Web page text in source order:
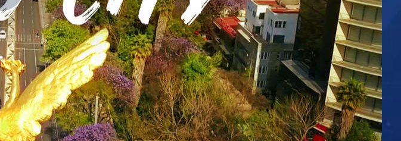
Play
Video